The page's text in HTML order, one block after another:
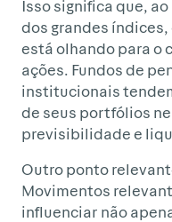
Isso significa que,
dos grandes
está olhando para o
ações. Fundos de
institucionais
de seus portfólios
previsibilidade e
Outro ponto
Movimentos
influenciar não